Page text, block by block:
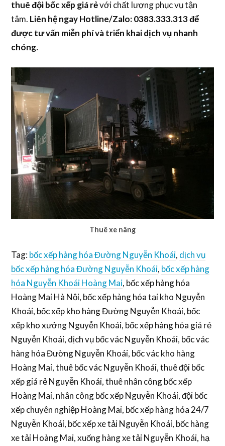
thuê đội bốc xếp giá rẻvới chất lượng phục vụ tận
tâm. Liên hệ ngay Hotline/Zalo: 0383.333.313 để
được tư vấn miễn phí và triển khai dịch vụ nhanh
chóng.
Thuê xe nâng
Tag:bốc xếp hàng hóa Đường Nguyễn Khoái, dịch vụ
bốc xếp hàng hóa Đường Nguyễn Khoái, bốc xếp hàng
hóa Nguyễn Khoái Hoàng Mai, bốc xếp hàng hóa
Hoàng Mai Hà Nội, bốc xếp hàng hóa tại kho Nguyễn
Khoái, bốc xếp kho hàng Đường Nguyễn Khoái, bốc
xếp kho xưởng Nguyễn Khoái, bốc xếp hàng hóa giá rẻ
Nguyễn Khoái, dịch vụ bốc vác Nguyễn Khoái, bốc vác
hàng hóa Đường Nguyễn Khoái, bốc vác kho hàng
Hoàng Mai, thuê bốc vác Nguyễn Khoái, thuê đội bốc
xếp giá rẻ Nguyễn Khoái, thuê nhân công bốc xếp
Hoàng Mai, nhân công bốc xếp Nguyễn Khoái, đội bốc
xếp chuyên nghiệp Hoàng Mai, bốc xếp hàng hóa 24/7
Nguyễn Khoái, bốc xếp xe tải Nguyễn Khoái, bốc hàng
xe tải Hoàng Mai, xuống hàng xe tải Nguyễn Khoái, hạ